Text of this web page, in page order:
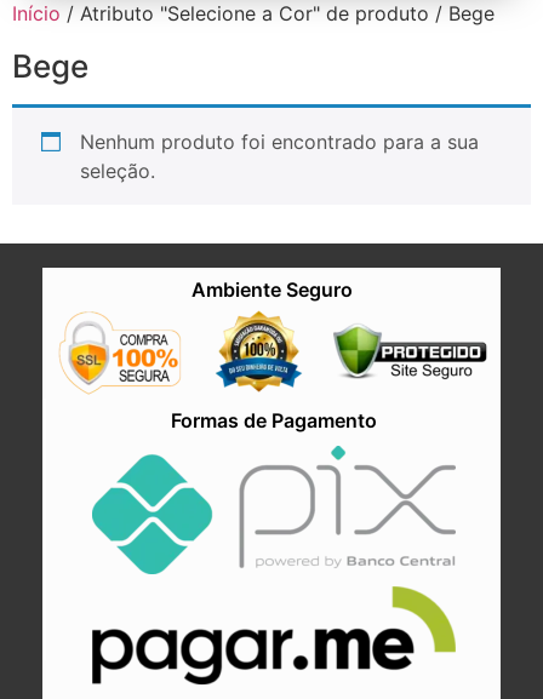
Início / Atributo "Selecione a Cor" de produto / Bege
Bege
Nenhum produto foi encontrado para a sua
seleção.
Ambiente Seguro
Formas de Pagamento